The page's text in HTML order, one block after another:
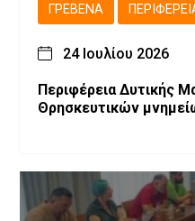
ΓΡΕΒΕΝΆ
24 Ιουλίου 2026
Περιφέρεια Δυτικής